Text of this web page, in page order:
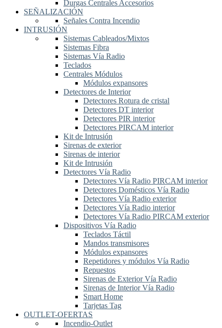
Durgas Centrales Accesorios
SEÑALIZACIÓN
Señales Contra Incendio
INTRUSIÓN
Sistemas Cableados/Mixtos
Sistemas Fibra
Sistemas Vía Radio
Teclados
Centrales Módulos
Módulos expansores
Detectores de Interior
Detectores Rotura de cristal
Detectores DT interior
Detectores PIR interior
Detectores PIRCAM interior
Kit de Intrusión
Sirenas de exterior
Sirenas de interior
Kit de Intrusión
Detectores Vía Radio
Detectores Vía Radio PIRCAM interior
Detectores Domésticos Vía Radio
Detectores Vía Radio exterior
Detectores Vía Radio interior
Detectores Vía Radio PIRCAM exterior
Dispositivos Vía Radio
Teclados Táctil
Mandos transmisores
Módulos expansores
Repetidores y módulos Vía Radio
Repuestos
Sirenas de Exterior Vía Radio
Sirenas de Interior Vía Radio
Smart Home
Tarjetas Tag
OUTLET-OFERTAS
Incendio-Outlet